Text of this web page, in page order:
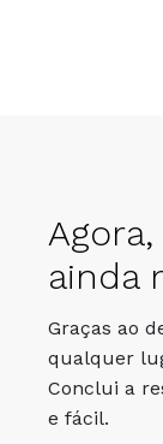
ainda
Graças ao
qualquer
Conclui a
e fácil.